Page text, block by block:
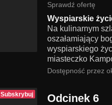
Sprawdź ofertę
Wyspiarskie
Na kulinarnym
oszałamiający
wyspiarskiego
miasteczko
Dostępność przez
Subskrybuj Odcinek 6